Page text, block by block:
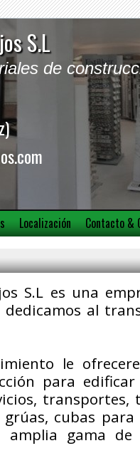
S.L
de
Localización Contacto &
S.L es una
dedicamos al
le
para
transportes,
cubas
amplia gama